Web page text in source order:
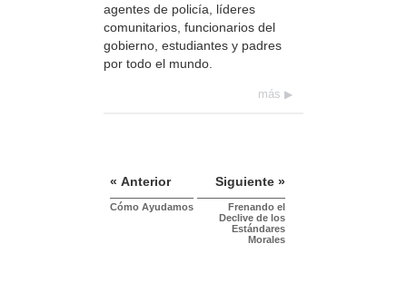
agentes de policía, líderes
comunitarios, funcionarios del
gobierno, estudiantes y padres
por todo el mundo.
más
« Anterior
Cómo Ayudamos
Siguiente »
Frenando el
Declive de los
Estándares
Morales